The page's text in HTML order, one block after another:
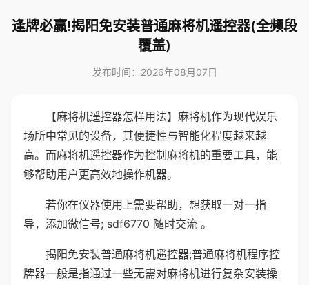
逢牌必赢!揭阳免安装普通麻将机遥控器(全频段
覆盖)
发布时间：2026年08月07日
【麻将机遥控器怎样用法】麻将机作为现代娱乐
场所中常见的设备，其便捷性与智能化程度越来越
高。而麻将机遥控器作为控制麻将机的重要工具，能
够帮助用户更高效地操作机器。
若你在仪器使用上需要帮助，想获取一对一指
导，添加微信号; sdf6770 随时交流 。
揭阳免安装普通麻将机遥控器;普通麻将机程序控
牌器一般是指通过一些无需对麻将机进行复杂安装操